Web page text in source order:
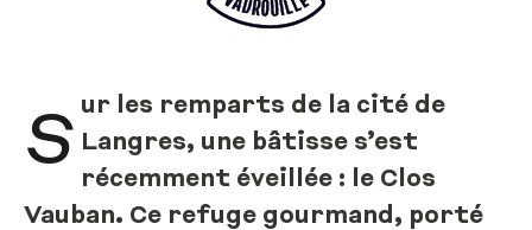
S ur les remparts de la cité de
Langres, une bâtisse s’est
récemment éveillée : le Clos
Vauban. Ce refuge gourmand, porté